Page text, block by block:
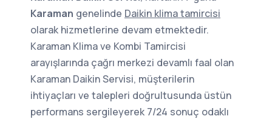
Karaman genelinde Daikin klima tamircisi
olarak hizmetlerine devam etmektedir.
Karaman Klima ve Kombi Tamircisi
arayışlarında çağrı merkezi devamlı faal olan
Karaman Daikin Servisi, müşterilerin
ihtiyaçları ve talepleri doğrultusunda üstün
performans sergileyerek 7/24 sonuç odaklı